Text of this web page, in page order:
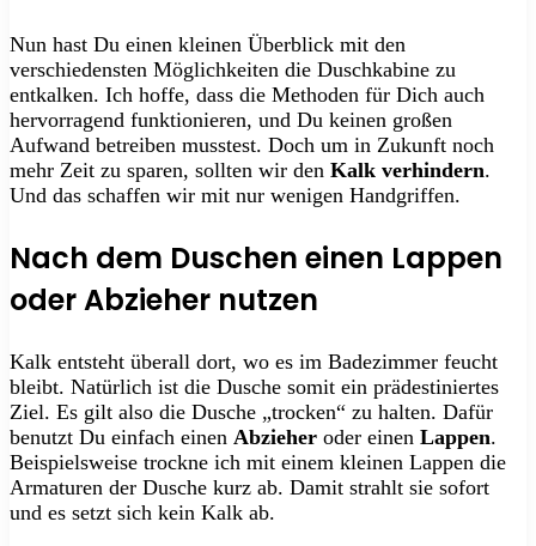
Nun hast Du einen kleinen Überblick mit den
verschiedensten Möglichkeiten die Duschkabine zu
entkalken. Ich hoffe, dass die Methoden für Dich auch
hervorragend funktionieren, und Du keinen großen
Aufwand betreiben musstest. Doch um in Zukunft noch
mehr Zeit zu sparen, sollten wir den Kalk verhindern.
Und das schaffen wir mit nur wenigen Handgriffen.
Nach dem Duschen einen Lappen
oder Abzieher nutzen
Kalk entsteht überall dort, wo es im Badezimmer feucht
bleibt. Natürlich ist die Dusche somit ein prädestiniertes
Ziel. Es gilt also die Dusche „trocken“ zu halten. Dafür
benutzt Du einfach einen Abzieher oder einen Lappen.
Beispielsweise trockne ich mit einem kleinen Lappen die
Armaturen der Dusche kurz ab. Damit strahlt sie sofort
und es setzt sich kein Kalk ab.